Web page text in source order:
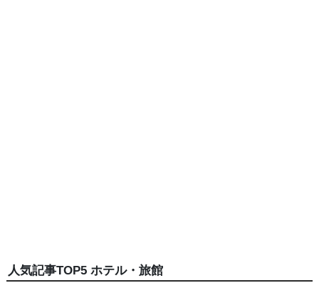
人気記事TOP5 ホテル・旅館